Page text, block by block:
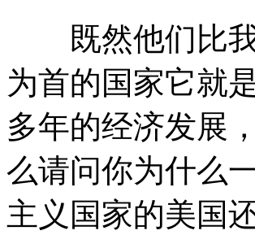
既然他们比我
为首的国家它就
多年的经济发展
么请问你为什么
主义国家的美国